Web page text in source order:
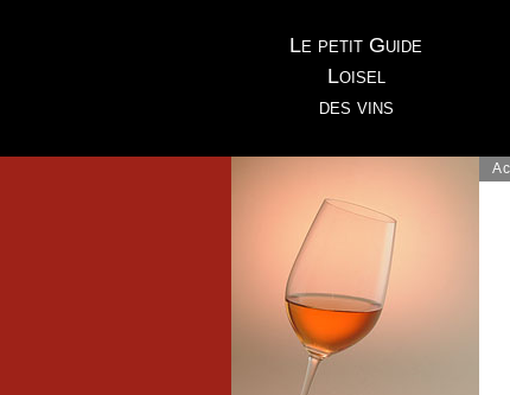
Le petit Guide
Loisel
des vins